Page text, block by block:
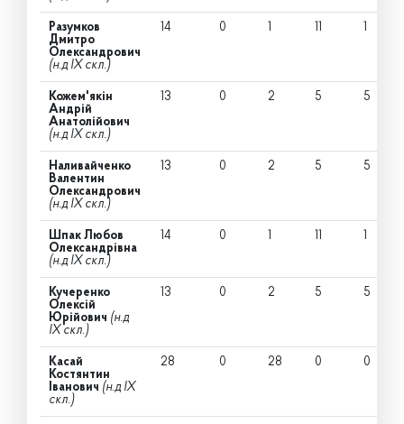
Разумков
Дмитро
Олександрович
(н.д IX скл.)
14 0 1 11 1
Кожем'якін
Андрій
Анатолійович
(н.д IX скл.)
13 0 2 5 5
Наливайченко
Валентин
Олександрович
(н.д IX скл.)
13 0 2 5 5
Шпак Любов
Олександрівна
(н.д IX скл.)
14 0 1 11 1
Кучеренко
Олексій
Юрійович (н.д
IX скл.)
13 0 2 5 5
Касай
Костянтин
Іванович (н.д IX
скл.)
28 0 28 0 0